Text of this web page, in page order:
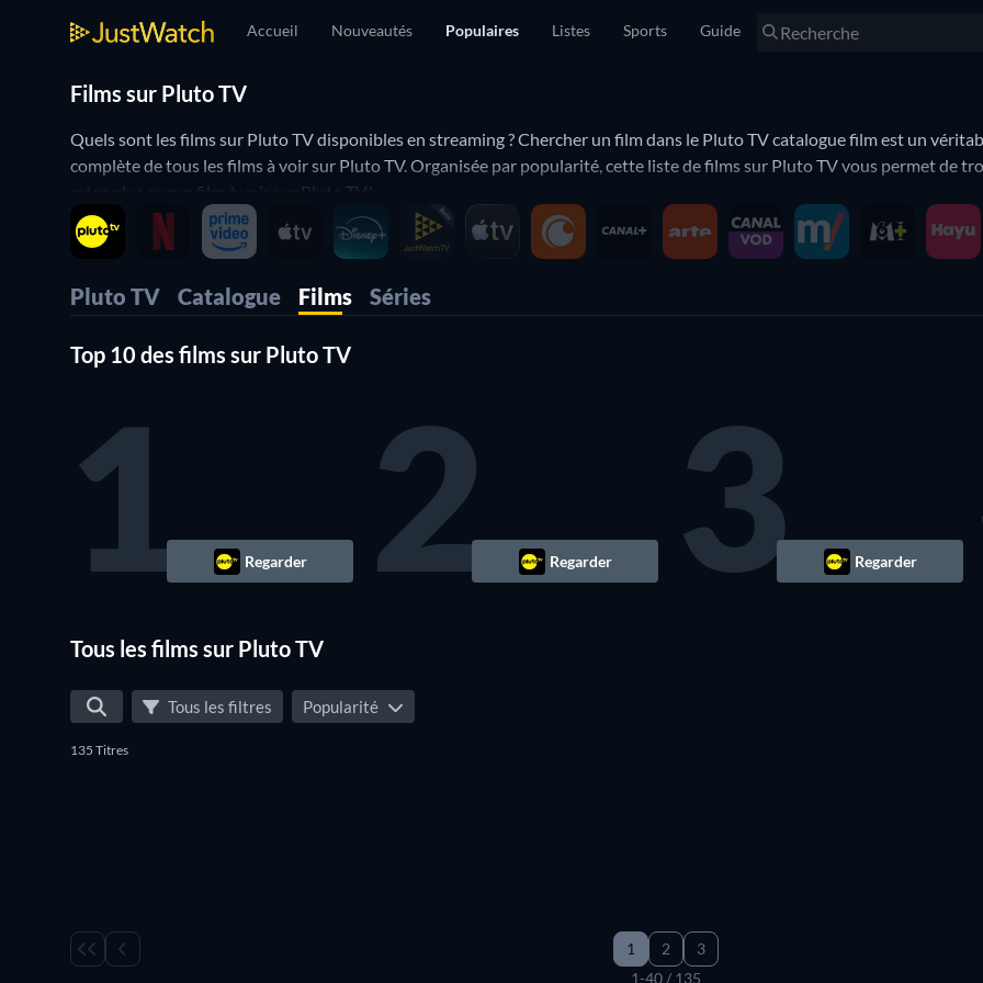
Accueil Nouveautés Populaires Listes Sports Guide
Films sur Pluto TV
Quels sont les films sur Pluto TV disponibles en streaming ? Chercher un film dans le Pluto TV catalogue film est un
complète de tous les films à voir sur Pluto TV. Organisée par popularité, cette liste de films sur Pluto TV vous permet de
ratez plus aucun film à voir sur Pluto TV!
Pluto TV Catalogue Films Séries
Top 10 des films sur Pluto TV
1 Regarder 2 Regarder 3 Regarder
Tous les films sur Pluto TV
Tous les filtres Popularité
135 Titres
1 2
3
1-40 / 135